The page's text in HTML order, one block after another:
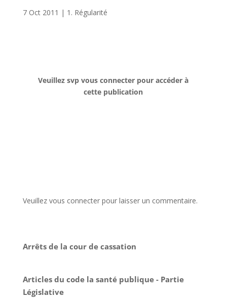
7 Oct 2011 | 1. Régularité
Veuillez svp vous connecter pour accéder à
cette publication
Veuillez vous connecter pour laisser un commentaire.
Arrêts de la cour de cassation
Articles du code la santé publique - Partie
Législative